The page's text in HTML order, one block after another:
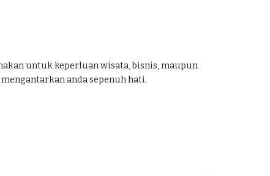
untuk keperluan wisata, bisnis, maupun
anda sepenuh hati.